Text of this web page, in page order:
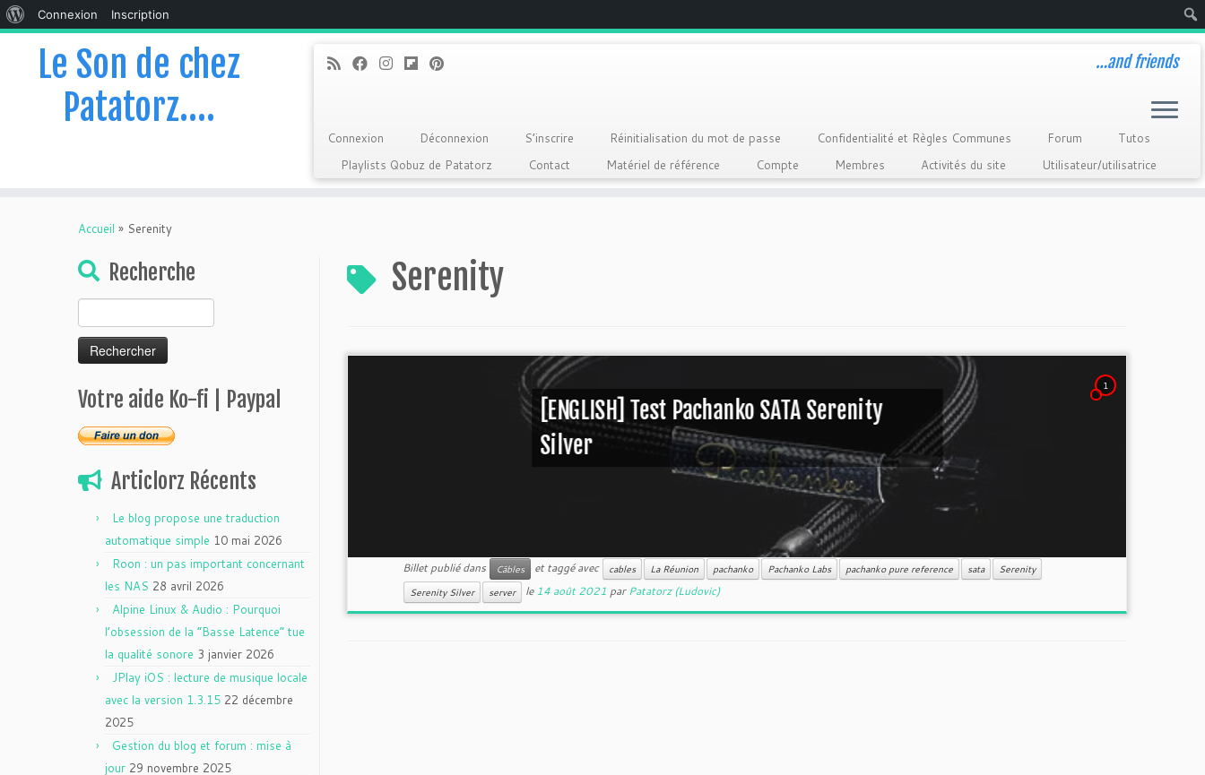
WordPress
Connexion
Inscription
Le Son de chez
Patatorz….
…and friends
Connexion Déconnexion S’inscrire Réinitialisation du mot de passe Confidentialité et Règles Communes Forum
Tutos
Playlists Qobuz de Patatorz
Contact Matériel de référence Compte Membres Activités du site Utilisateur/utilisatrice
Accueil » Serenity
Recherche
Votre aide Ko-fi | Paypal
Articlorz Récents
Le blog propose une traduction
automatique simple 10 mai 2026
Roon : un pas important concernant
les NAS 28 avril 2026
Alpine Linux & Audio : Pourquoi
l’obsession de la “Basse Latence” tue
la qualité sonore 3 janvier 2026
JPlay iOS : lecture de musique locale
avec la version 1.3.15 22 décembre
2025
Gestion du blog et forum : mise à
jour 29 novembre 2025
Serenity
1
[ENGLISH] Test Pachanko SATA Serenity
Silver
Billet publié dans Câbles et taggé avec cables La Réunion pachanko Pachanko Labs pachanko pure reference sata
Serenity
Serenity Silver
server le14 août 2021 parPatatorz (Ludovic)